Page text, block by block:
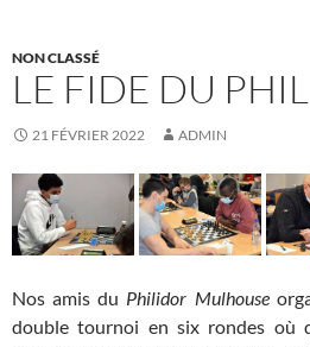
NON CLASSÉ
LE FIDE DU
21 FÉVRIER 2022 ADMIN
Nos amis du Philidor Mulhouse
double tournoi en six rondes où